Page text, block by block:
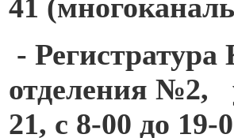
41
- Регистратура
отделения №2,
21, с 8-00 до 19-